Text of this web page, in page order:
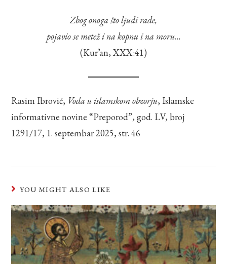
Zbog onoga što ljudi rade,
pojavio se metež i na kopnu i na moru…
(Kur’an, XXX:41)
Rasim Ibrović, Voda u islamskom obzorju, Islamske
informativne novine “Preporod”, god. LV, broj
1291/17, 1. septembar 2025, str. 46
YOU MIGHT ALSO LIKE